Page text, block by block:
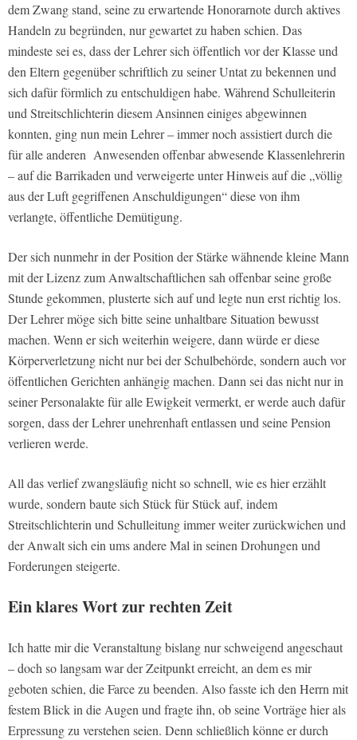
dem Zwang stand, seine zu erwartende Honorarnote durch aktives
Handeln zu begründen, nur gewartet zu haben schien. Das
mindeste sei es, dass der Lehrer sich öffentlich vor der Klasse und
den Eltern gegenüber schriftlich zu seiner Untat zu bekennen und
sich dafür förmlich zu entschuldigen habe. Während Schulleiterin
und Streitschlichterin diesem Ansinnen einiges abgewinnen
konnten, ging nun mein Lehrer – immer noch assistiert durch die
für alle anderen Anwesenden offenbar abwesende Klassenlehrerin
– auf die Barrikaden und verweigerte unter Hinweis auf die „völlig
aus der Luft gegriffenen Anschuldigungen“ diese von ihm
verlangte, öffentliche Demütigung.
Der sich nunmehr in der Position der Stärke wähnende kleine Mann
mit der Lizenz zum Anwaltschaftlichen sah offenbar seine große
Stunde gekommen, plusterte sich auf und legte nun erst richtig los.
Der Lehrer möge sich bitte seine unhaltbare Situation bewusst
machen. Wenn er sich weiterhin weigere, dann würde er diese
Körperverletzung nicht nur bei der Schulbehörde, sondern auch vor
öffentlichen Gerichten anhängig machen. Dann sei das nicht nur in
seiner Personalakte für alle Ewigkeit vermerkt, er werde auch dafür
sorgen, dass der Lehrer unehrenhaft entlassen und seine Pension
verlieren werde.
All das verlief zwangsläufig nicht so schnell, wie es hier erzählt
wurde, sondern baute sich Stück für Stück auf, indem
Streitschlichterin und Schulleitung immer weiter zurückwichen und
der Anwalt sich ein ums andere Mal in seinen Drohungen und
Forderungen steigerte.
Ein klares Wort zur rechten Zeit
Ich hatte mir die Veranstaltung bislang nur schweigend angeschaut
– doch so langsam war der Zeitpunkt erreicht, an dem es mir
geboten schien, die Farce zu beenden. Also fasste ich den Herrn mit
festem Blick in die Augen und fragte ihn, ob seine Vorträge hier als
Erpressung zu verstehen seien. Denn schließlich könne er durch